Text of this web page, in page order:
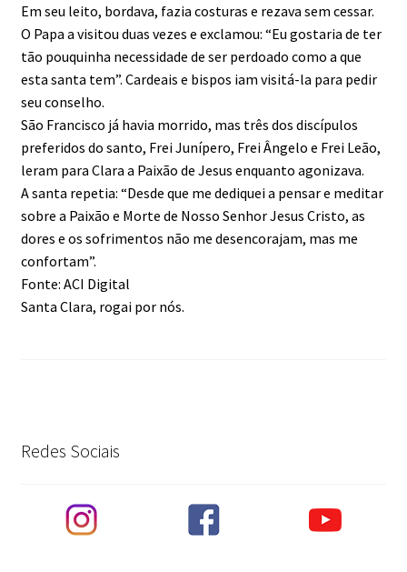
Em seu leito, bordava, fazia costuras e rezava sem cessar.
O Papa a visitou duas vezes e exclamou: “Eu gostaria de ter
tão pouquinha necessidade de ser perdoado como a que
esta santa tem”. Cardeais e bispos iam visitá-la para pedir
seu conselho.
São Francisco já havia morrido, mas três dos discípulos
preferidos do santo, Frei Junípero, Frei Ângelo e Frei Leão,
leram para Clara a Paixão de Jesus enquanto agonizava.
A santa repetia: “Desde que me dediquei a pensar e meditar
sobre a Paixão e Morte de Nosso Senhor Jesus Cristo, as
dores e os sofrimentos não me desencorajam, mas me
confortam”.
Fonte: ACI Digital
Santa Clara, rogai por nós.
Redes Sociais